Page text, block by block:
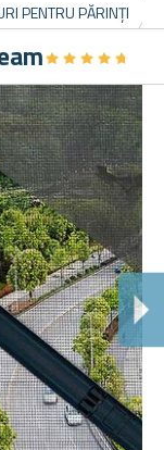
PENTRU PĂRINȚI
★★★★★
★★★★★